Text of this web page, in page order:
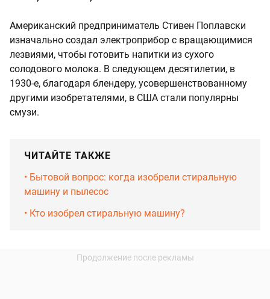
Американский предприниматель Стивен Поплавски
изначально создал электроприбор с вращающимися
лезвиями, чтобы готовить напитки из сухого
солодового молока. В следующем десятилетии, в
1930-е, благодаря блендеру, усовершенствованному
другими изобретателями, в США стали популярны
смузи.
ЧИТАЙТЕ ТАКЖЕ
•‎ Бытовой вопрос: когда изобрели стиральную
машину и пылесос
•‎ Кто изобрел стиральную машину?